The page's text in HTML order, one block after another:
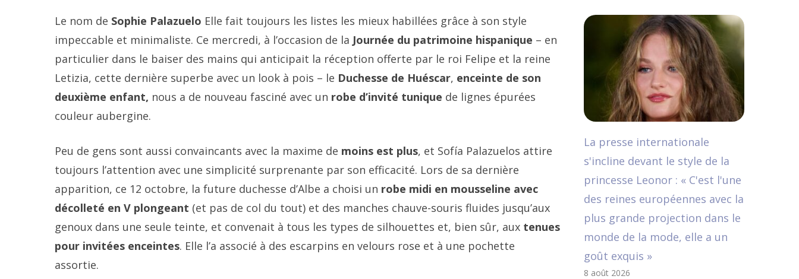
Le nom de Sophie Palazuelo Elle fait toujours les listes les mieux habillées grâce à son style
impeccable et minimaliste. Ce mercredi, à l’occasion de la Journée du patrimoine hispanique – en
particulier dans le baiser des mains qui anticipait la réception offerte par le roi Felipe et la reine
Letizia, cette dernière superbe avec un look à pois – le Duchesse de Huéscar, enceinte de son
deuxième enfant, nous a de nouveau fasciné avec un robe d’invité tunique de lignes épurées
couleur aubergine.
Peu de gens sont aussi convaincants avec la maxime de moins est plus, et Sofía Palazuelos attire
toujours l’attention avec une simplicité surprenante par son efficacité. Lors de sa dernière
apparition, ce 12 octobre, la future duchesse d’Albe a choisi un robe midi en mousseline avec
décolleté en V plongeant (et pas de col du tout) et des manches chauve-souris fluides jusqu’aux
genoux dans une seule teinte, et convenait à tous les types de silhouettes et, bien sûr, aux tenues
pour invitées enceintes. Elle l’a associé à des escarpins en velours rose et à une pochette
assortie.
La presse internationale
s'incline devant le style de la
princesse Leonor : « C'est l'une
des reines européennes avec la
plus grande projection dans le
monde de la mode, elle a un
goût exquis »
8 août 2026